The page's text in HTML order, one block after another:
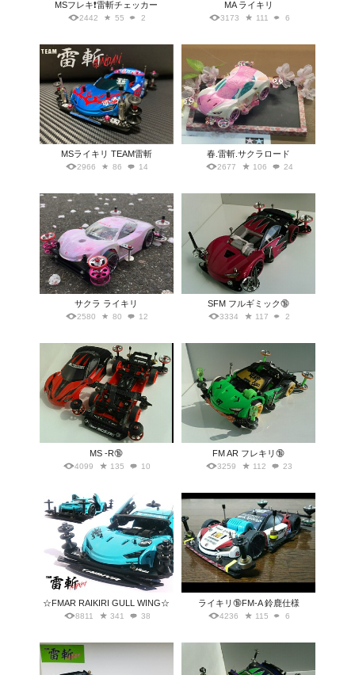
MSフレキ❗雷斬チェッカー
2442 55 2
MA ライキリ
3173 111 6
MSライキリ TEAM雷斬
2966 86 14
春.雷斬.サクラロード
2677 106 24
サクラ ライキリ
2580 80 12
SFM フルギミック🔞
3334 117 2
MS -R🔞
4099 135 10
FM AR フレキリ🔞
3259 112 23
☆FMAR RAIKIRI GULL WING☆
8811 341 38
ライキリ🔞FM-A 鈴鹿仕様
4236 115 6